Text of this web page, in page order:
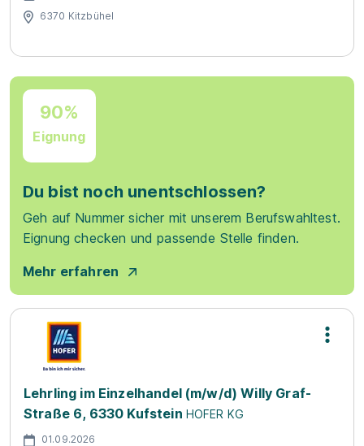
6370 Kitzbühel
90%
Eignung
Du bist noch unentschlossen?
Geh auf Nummer sicher mit unserem Berufswahltest.
Eignung checken und passende Stelle finden.
Mehr erfahren
Lehrling im Einzelhandel (m/w/d) Willy Graf-
Straße 6, 6330 Kufstein HOFER KG
01.09.2026